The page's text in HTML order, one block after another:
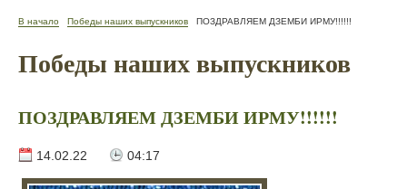
В начало Победы наших выпускников ПОЗДРАВЛЯЕМ ДЗЕМБИ ИРМУ!!!!!!
Победы наших выпускников
ПОЗДРАВЛЯЕМ ДЗЕМБИ ИРМУ!!!!!!
14.02.22 04:17